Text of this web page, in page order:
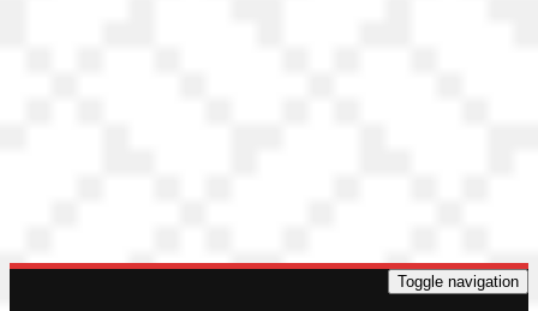
Toggle navigation